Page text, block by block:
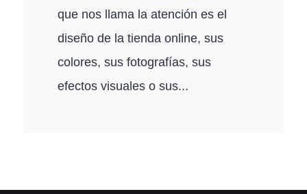
que nos llama la atención es el
diseño de la tienda online, sus
colores, sus fotografías, sus
efectos visuales o sus...